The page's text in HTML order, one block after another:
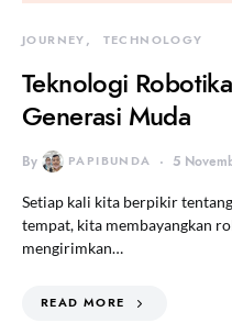
JOURNEY TECHNOLOGY
Teknologi
Generasi Muda
By PAPIBUNDA 5
Setiap kali kita berpikir
tempat, kita membayangkan
mengirimkan…
READ MORE